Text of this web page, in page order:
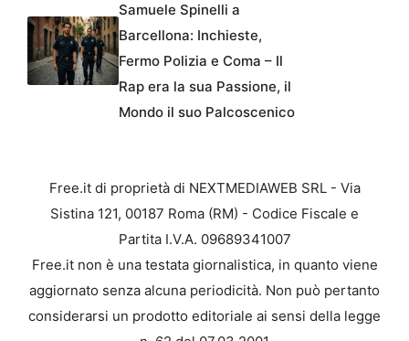
Samuele Spinelli a
Barcellona: Inchieste,
Fermo Polizia e Coma – Il
Rap era la sua Passione, il
Mondo il suo Palcoscenico
Free.it di proprietà di NEXTMEDIAWEB SRL - Via
Sistina 121, 00187 Roma (RM) - Codice Fiscale e
Partita I.V.A. 09689341007
Free.it non è una testata giornalistica, in quanto viene
aggiornato senza alcuna periodicità. Non può pertanto
considerarsi un prodotto editoriale ai sensi della legge